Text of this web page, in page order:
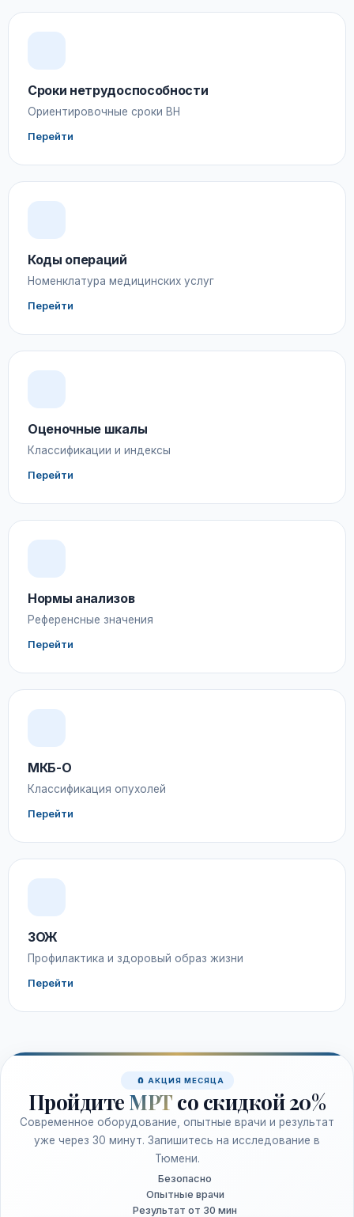
Сроки нетрудоспособности
Ориентировочные сроки ВН
Перейти
Коды операций
Номенклатура медицинских услуг
Перейти
Оценочные шкалы
Классификации и индексы
Перейти
Нормы анализов
Референсные значения
Перейти
МКБ-О
Классификация опухолей
Перейти
ЗОЖ
Профилактика и здоровый образ жизни
Перейти
🧲 АКЦИЯ МЕСЯЦА
Пройдите МРТ со скидкой 20%
Современное оборудование, опытные врачи и результат
уже через 30 минут. Запишитесь на исследование в
Тюмени.
Безопасно
Опытные врачи
Результат от 30 мин